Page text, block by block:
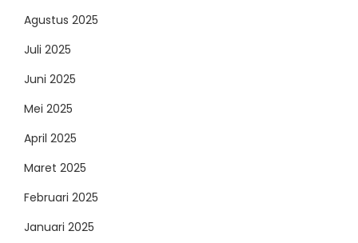
Agustus 2025
Juli 2025
Juni 2025
Mei 2025
April 2025
Maret 2025
Februari 2025
Januari 2025